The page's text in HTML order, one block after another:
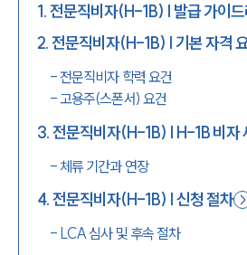
1.전문직비자(H-1B) | 발급 가이
2.전문직비자(H-1B) | 기본 자격
- 전문직비자 학력 요건
-고용주(스폰서) 요건
3.전문직비자(H-1B) | H-1B 비자
- 체류 기간과 연장
4.전문직비자(H-1B) | 신청 절차
- LCA 심사 및 후속 절차